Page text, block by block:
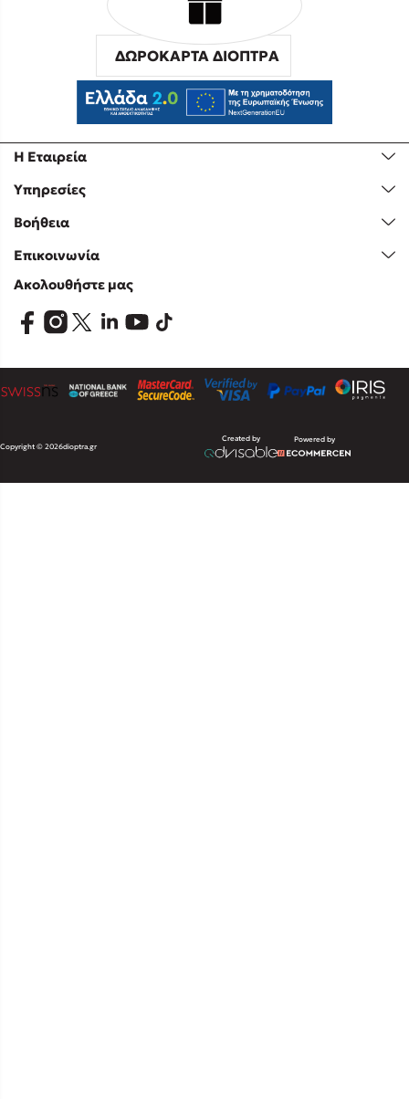
Η Εταιρεία
Υπηρεσίες
Βοήθεια
Επικοινωνία
ΔΩΡΟΚΑΡΤΑ ΔΙΟΠΤΡΑ
Ακολουθήστε μας
Copyright © 2026dioptra.gr
Created by Powered by